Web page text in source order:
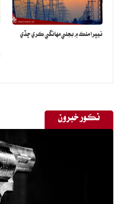
نيپرا ملڪ ۾ بجلي مهانگي ڪري ڇڏي
نڪور خبرون